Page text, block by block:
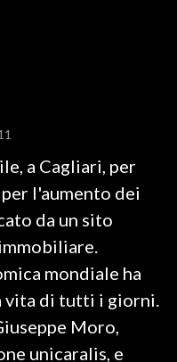
a Cagliari, per
l'aumento dei
da un sito
mondiale ha
vita di tutti i giorni.
Moro,
unicaralis, e